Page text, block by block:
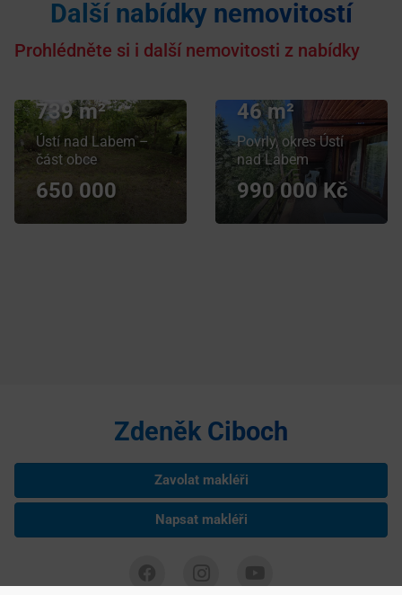
Další nabídky nemovitostí
Prohlédněte si i další nemovitosti z nabídky
Prodej
739 m²
Ústí nad Labem –
část obce
650 000
Prodej chaty
46 m²
Povrly, okres Ústí
nad Labem
990 000 Kč
Zdeněk Ciboch
Zavolat makléři
Napsat makléři